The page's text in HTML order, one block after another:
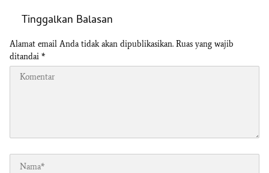
Tinggalkan Balasan
Alamat email Anda tidak akan dipublikasikan. Ruas yang wajib
ditandai *